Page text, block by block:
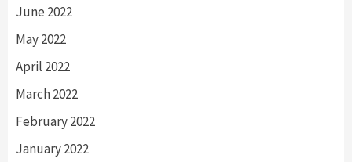
June 2022
May 2022
April 2022
March 2022
February 2022
January 2022